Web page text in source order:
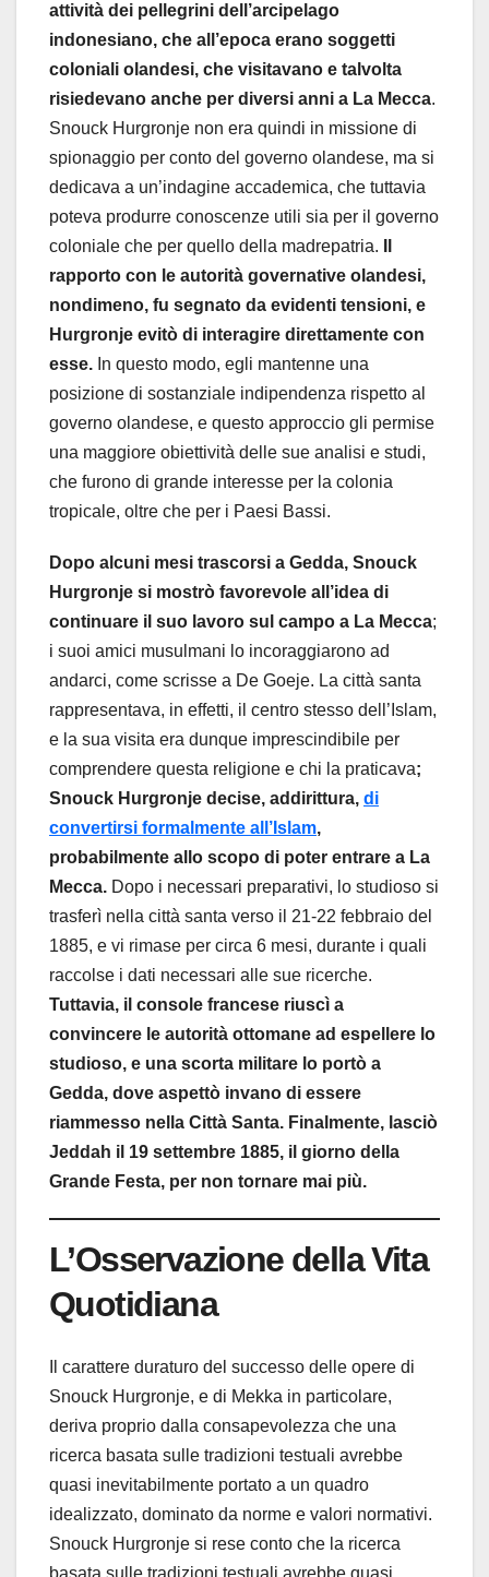
attività dei pellegrini dell’arcipelago
indonesiano, che all’epoca erano soggetti
coloniali olandesi, che visitavano e talvolta
risiedevano anche per diversi anni a La Mecca.
Snouck Hurgronje non era quindi in missione di
spionaggio per conto del governo olandese, ma si
dedicava a un’indagine accademica, che tuttavia
poteva produrre conoscenze utili sia per il governo
coloniale che per quello della madrepatria.
rapporto con le autorità governative olandesi,
nondimeno, fu segnato da evidenti tensioni, e
Hurgronje evitò di interagire direttamente con
esse. In questo modo, egli mantenne una
posizione di sostanziale indipendenza rispetto al
governo olandese, e questo approccio gli permise
una maggiore obiettività delle sue analisi e studi,
che furono di grande interesse per la colonia
tropicale, oltre che per i Paesi Bassi.
Dopo alcuni mesi trascorsi a Gedda, Snouck
Hurgronje si mostrò favorevole all’idea di
continuare il suo lavoro sul campo a La Mecca;
i suoi amici musulmani lo incoraggiarono ad
andarci, come scrisse a De Goeje. La città santa
rappresentava, in effetti, il centro stesso dell’Islam,
e la sua visita era dunque imprescindibile per
comprendere questa religione e chi la praticava;
Snouck Hurgronje decise, addirittura, di
convertirsi formalmente all’Islam,
probabilmente allo scopo di poter entrare a La
Mecca. Dopo i necessari preparativi, lo studioso si
trasferì nella città santa verso il 21-22 febbraio del
1885, e vi rimase per circa 6 mesi, durante i quali
raccolse i dati necessari alle sue ricerche.
Tuttavia, il console francese riuscì a
convincere le autorità ottomane ad espellere lo
studioso, e una scorta militare lo portò a
Gedda, dove aspettò invano di essere
riammesso nella Città Santa. Finalmente, lasciò
Jeddah il 19 settembre 1885, il giorno della
Grande Festa, per non tornare mai più.
L’Osservazione della Vita
Quotidiana
Il carattere duraturo del successo delle opere di
Snouck Hurgronje, e di Mekka in particolare,
deriva proprio dalla consapevolezza che una
ricerca basata sulle tradizioni testuali avrebbe
quasi inevitabilmente portato a un quadro
idealizzato, dominato da norme e valori normativi.
Snouck Hurgronje si rese conto che la ricerca
basata sulle tradizioni testuali avrebbe quasi